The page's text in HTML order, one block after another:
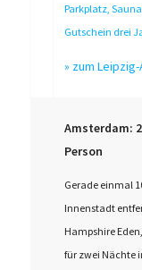
Parkplatz,
Gutschein drei
» zum
Amsterdam:
Person
Gerade einmal
Innenstadt
Hampshire
für zwei Nächte